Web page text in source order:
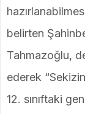
belirten
Tahmazoğlu,
ederek
12. sınıftaki